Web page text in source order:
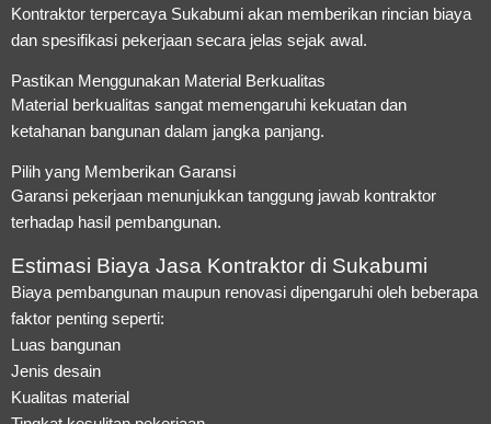
Kontraktor terpercaya Sukabumi akan memberikan rincian biaya
dan spesifikasi pekerjaan secara jelas sejak awal.
Pastikan Menggunakan Material Berkualitas
Material berkualitas sangat memengaruhi kekuatan dan
ketahanan bangunan dalam jangka panjang.
Pilih yang Memberikan Garansi
Garansi pekerjaan menunjukkan tanggung jawab kontraktor
terhadap hasil pembangunan.
Estimasi Biaya Jasa Kontraktor di Sukabumi
Biaya pembangunan maupun renovasi dipengaruhi oleh beberapa
faktor penting seperti:
Luas bangunan
Jenis desain
Kualitas material